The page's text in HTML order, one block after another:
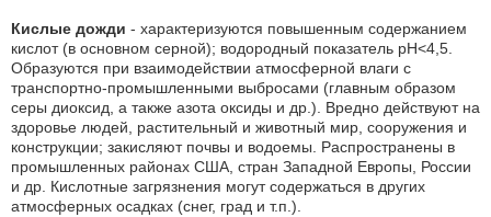
Кислые дожди - характеризуются повышенным содержанием
кислот (в основном серной); водородный показатель pH<4,5.
Образуются при взаимодействии атмосферной влаги с
транспортно-промышленными выбросами (главным образом
серы диоксид, а также азота оксиды и др.). Вредно действуют на
здоровье людей, растительный и животный мир, сооружения и
конструкции; закисляют почвы и водоемы. Распространены в
промышленных районах США, стран Западной Европы, России
и др. Кислотные загрязнения могут содержаться в других
атмосферных осадках (снег, град и т.п.).